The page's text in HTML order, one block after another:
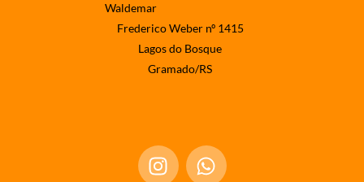
Waldemar
Frederico Weber nº 1415
Lagos do Bosque
Gramado/RS